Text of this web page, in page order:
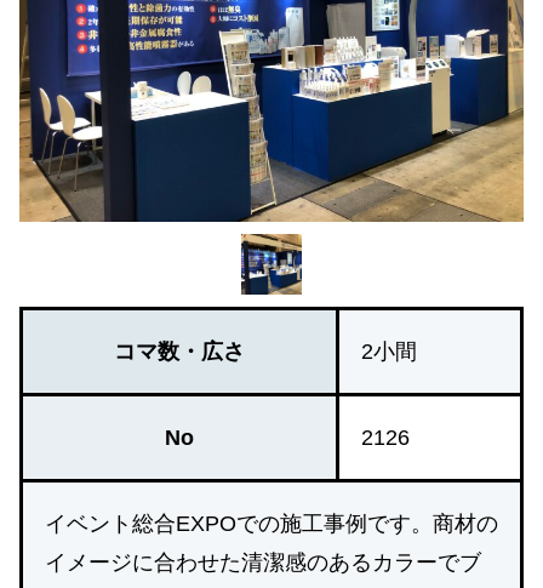
コマ数・広さ 2小間
No 2126
イベント総合EXPOでの施工事例です。商材の
イメージに合わせた清潔感のあるカラーでブ